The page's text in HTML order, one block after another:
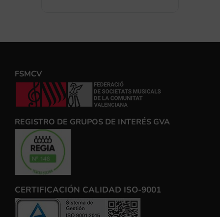
FSMCV
REGISTRO DE GRUPOS DE INTERÉS GVA
CERTIFICACIÓN CALIDAD ISO-9001